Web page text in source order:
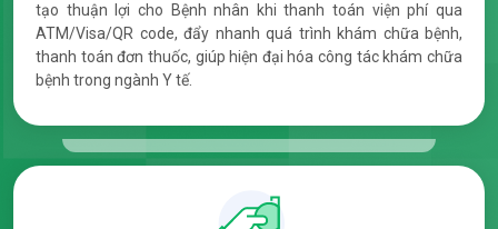
tạo thuận lợi cho Bệnh nhân khi thanh toán viện phí qua
ATM/Visa/QR code, đẩy nhanh quá trình khám chữa bệnh,
thanh toán đơn thuốc, giúp hiện đại hóa công tác khám chữa
bệnh trong ngành Y tế.